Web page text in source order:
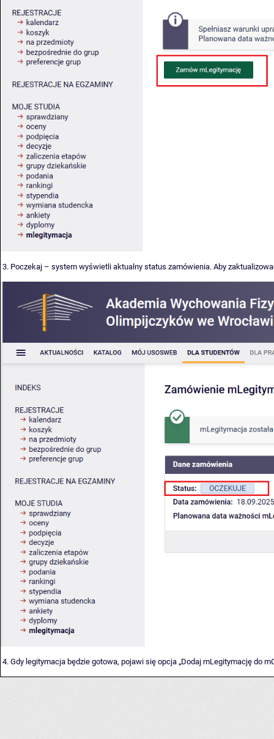
3. Poczekaj – system wyświetli aktualny status zamówienia. Aby
4. Gdy legitymacja będzie gotowa, pojawi się opcja „Dodaj mLegitymację do